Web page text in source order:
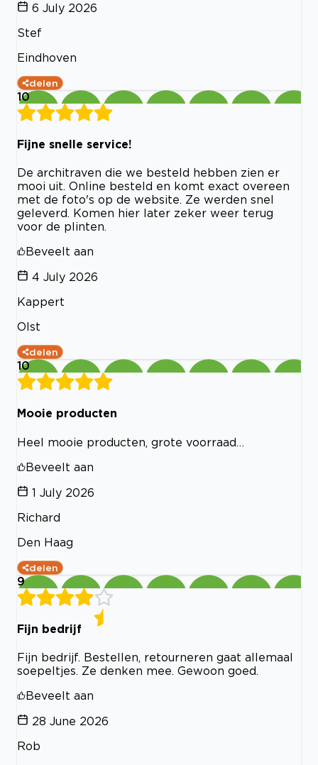
6 July 2026
Stef
Eindhoven
delen
10
Fijne snelle service!
De architraven die we besteld hebben zien er
mooi uit. Online besteld en komt exact overeen
met de foto's op de website. Ze werden snel
geleverd. Komen hier later zeker weer terug
voor de plinten.
Beveelt aan
4 July 2026
Kappert
Olst
delen
10
Mooie producten
Heel mooie producten, grote voorraad…
Beveelt aan
1 July 2026
Richard
Den Haag
delen
9
Fijn bedrijf
Fijn bedrijf. Bestellen, retourneren gaat allemaal
soepeltjes. Ze denken mee. Gewoon goed.
Beveelt aan
28 June 2026
Rob